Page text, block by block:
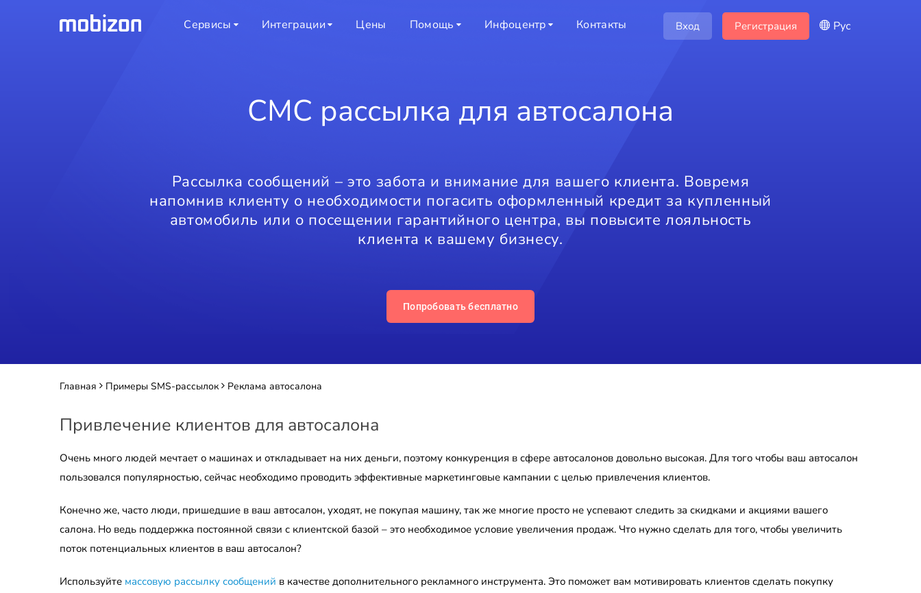
Сервисы Интеграции Цены Помощь Инфоцентр Контакты Вход Регистрация Рус
Главная Примеры SMS-рассылок Реклама автосалона
СМС рассылка для автосалона
Рассылка сообщений – это забота и внимание для вашего клиента. Вовремя
напомнив клиенту о необходимости погасить оформленный кредит за купленный
автомобиль или о посещении гарантийного центра, вы повысите лояльность
клиента к вашему бизнесу.
Попробовать бесплатно
Привлечение клиентов для автосалона
Очень много людей мечтает о машинах и откладывает на них деньги, поэтому конкуренция в сфере автосалонов довольно высокая. Для того чтобы ваш автосалон
пользовался популярностью, сейчас необходимо проводить эффективные маркетинговые кампании с целью привлечения клиентов.
Конечно же, часто люди, пришедшие в ваш автосалон, уходят, не покупая машину, так же многие просто не успевают следить за скидками и акциями вашего
салона. Но ведь поддержка постоянной связи с клиентской базой – это необходимое условие увеличения продаж. Что нужно сделать для того, чтобы увеличить
поток потенциальных клиентов в ваш автосалон?
Используйте массовую рассылку сообщений в качестве дополнительного рекламного инструмента. Это поможет вам мотивировать клиентов сделать покупку